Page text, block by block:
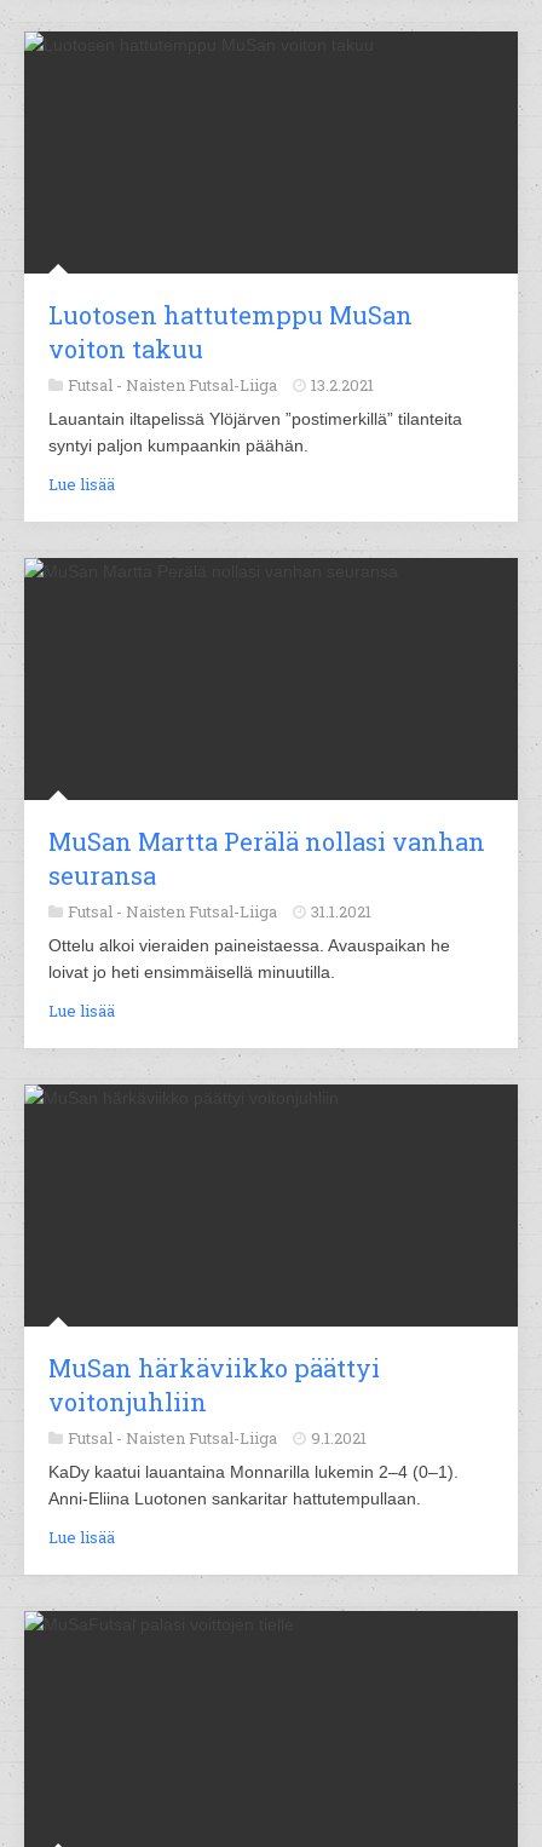
Luotosen hattutemppu MuSan
voiton takuu
Futsal - Naisten Futsal-Liiga 13.2.2021
Lauantain iltapelissä Ylöjärven ”postimerkillä” tilanteita
syntyi paljon kumpaankin päähän.
Lue lisää
MuSan Martta Perälä nollasi vanhan
seuransa
Futsal - Naisten Futsal-Liiga 31.1.2021
Ottelu alkoi vieraiden paineistaessa. Avauspaikan he
loivat jo heti ensimmäisellä minuutilla.
Lue lisää
MuSan härkäviikko päättyi
voitonjuhliin
Futsal - Naisten Futsal-Liiga 9.1.2021
KaDy kaatui lauantaina Monnarilla lukemin 2–4 (0–1).
Anni-Eliina Luotonen sankaritar hattutempullaan.
Lue lisää